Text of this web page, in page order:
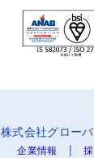
株式会社グロー
企業情報 |